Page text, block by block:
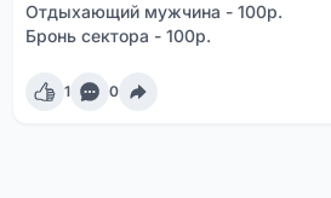
Отдыхающий мужчина - 100р.
Бронь сектора - 100р.
1 0